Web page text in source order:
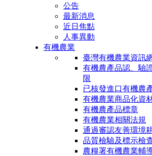
公告
最新消息
近日焦點
人事異動
有機農業
臺灣有機農業資訊
有機農產品認、驗
限
已核發進口有機農
有機農業商品化資
有機農產品標章
有機農業相關法規
通過審認友善環境
品質檢驗及標示檢
農糧署有機農業輔